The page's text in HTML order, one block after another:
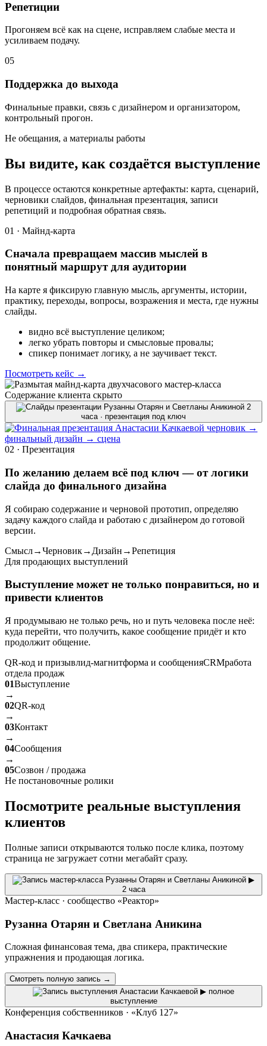
Репетиции
Прогоняем всё как на сцене, исправляем слабые места и
усиливаем подачу.
05
Поддержка до выхода
Финальные правки, связь с дизайнером и организатором,
контрольный прогон.
Не обещания, а материалы работы
Вы видите, как создаётся выступление
В процессе остаются конкретные артефакты: карта, сценарий,
черновики слайдов, финальная презентация, записи
репетиций и подробная обратная связь.
01 · Майнд-карта
Сначала превращаем массив мыслей в
понятный маршрут для аудитории
На карте я фиксирую главную мысль, аргументы, истории,
практику, переходы, вопросы, возражения и места, где нужны
слайды.
видно всё выступление целиком;
легко убрать повторы и смысловые провалы;
спикер понимает логику, а не заучивает текст.
Посмотреть кейс →
Содержание клиента скрыто
2
часа · презентация под ключ
черновик →
финальный дизайн → сцена
02 · Презентация
По желанию делаем всё под ключ — от логики
слайда до финального дизайна
Я собираю содержание и черновой прототип, определяю
задачу каждого слайда и работаю с дизайнером до готовой
версии.
Смысл→Черновик→ Дизайн →Репетиция
Для продающих выступлений
Выступление может не только понравиться, но и
привести клиентов
Я продумываю не только речь, но и путь человека после неё:
куда перейти, что получить, какое сообщение придёт и кто
продолжит общение.
QR-код и призывлид-магнитформа и сообщенияCRMработа
отдела продаж
01Выступление
→
02QR-код
→
03Контакт
→
04Сообщения
→
05Созвон / продажа
Не постановочные ролики
Посмотрите реальные выступления
клиентов
Полные записи открываются только после клика, поэтому
страница не загружает сотни мегабайт сразу.
▶
2 часа
Мастер-класс · сообщество «Реактор»
Рузанна Отарян и Светлана Аникина
Сложная финансовая тема, два спикера, практические
упражнения и продающая логика.
Смотреть полную запись →
▶ полное
выступление
Конференция собственников · «Клуб 127»
Анастасия Качкаева